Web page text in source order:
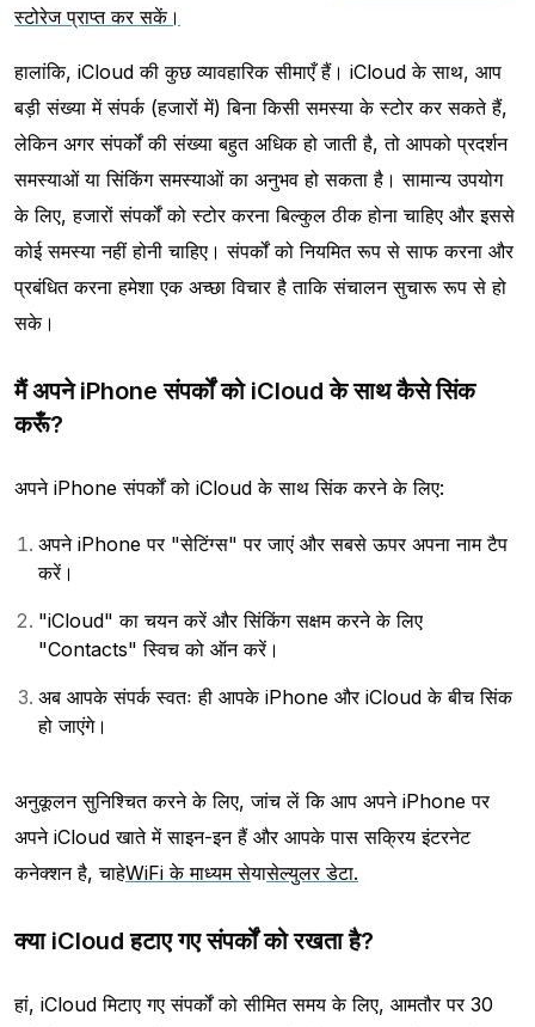
स्टोरेज प्राप्त कर सकें।
हालांकि, iCloud की कुछ व्यावहारिक सीमाएँ हैं। iCloud के साथ, आप
बड़ी संख्या में संपर्क (हजारों में) बिना किसी समस्या के स्टोर कर सकते हैं,
लेकिन अगर संपर्कों की संख्या बहुत अधिक हो जाती है, तो आपको प्रदर्शन
समस्याओं या सिंकिंग समस्याओं का अनुभव हो सकता है। सामान्य उपयोग
के लिए, हजारों संपर्कों को स्टोर करना बिल्कुल ठीक होना चाहिए और इससे
कोई समस्या नहीं होनी चाहिए। संपर्कों को नियमित रूप से साफ करना और
प्रबंधित करना हमेशा एक अच्छा विचार है ताकि संचालन सुचारू रूप से हो
सके।
मैं अपने iPhone संपर्कों को iCloud के साथ कैसे सिंक
करूँ?
अपने iPhone संपर्कों को iCloud के साथ सिंक करने के लिए:
अपने iPhone पर "सेटिंग्स" पर जाएं और सबसे ऊपर अपना नाम टैप
करें।
"iCloud" का चयन करें और सिंकिंग सक्षम करने के लिए
"Contacts" स्विच को ऑन करें।
अब आपके संपर्क स्वतः ही आपके iPhone और iCloud के बीच सिंक
हो जाएंगे।
अनुकूलन सुनिश्चित करने के लिए, जांच लें कि आप अपने iPhone पर
अपने iCloud खाते में साइन-इन हैं और आपके पास सक्रिय इंटरनेट
कनेक्शन है, चाहेWiFi के माध्यम सेयासेल्युलर डेटा.
क्या iCloud हटाए गए संपर्कों को रखता है?
हां, iCloud मिटाए गए संपर्कों को सीमित समय के लिए, आमतौर पर 30